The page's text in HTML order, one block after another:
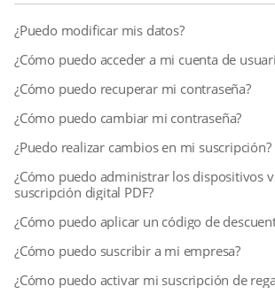
¿Puedo modificar mis datos?
¿Cómo puedo acceder a mi cuenta de
¿Cómo puedo recuperar mi contraseña?
¿Cómo puedo cambiar mi contraseña?
¿Puedo realizar cambios en mi suscripción?
¿Cómo puedo administrar los dispositivos
suscripción digital PDF?
¿Cómo puedo aplicar un código de
¿Cómo puedo suscribir a mi empresa?
¿Cómo puedo activar mi suscripción de